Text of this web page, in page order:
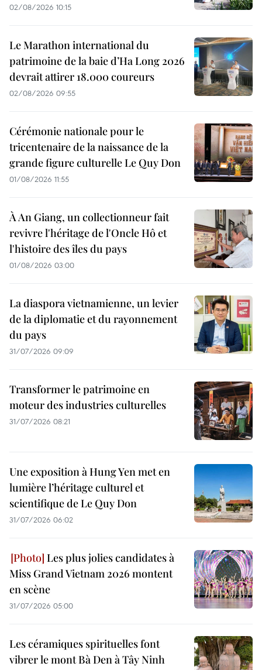
02/08/2026 10:15
Le Marathon international du
patrimoine de la baie d’Ha Long 2026
devrait attirer 18.000 coureurs
02/08/2026 09:55
Cérémonie nationale pour le
tricentenaire de la naissance de la
grande figure culturelle Le Quy Don
01/08/2026 11:55
À An Giang, un collectionneur fait
revivre l'héritage de l'Oncle Hô et
l'histoire des îles du pays
01/08/2026 03:00
La diaspora vietnamienne, un levier
de la diplomatie et du rayonnement
du pays
31/07/2026 09:09
Transformer le patrimoine en
moteur des industries culturelles
31/07/2026 08:21
Une exposition à Hung Yen met en
lumière l’héritage culturel et
scientifique de Le Quy Don
31/07/2026 06:02
Les plus jolies candidates à
Miss Grand Vietnam 2026 montent
en scène
31/07/2026 05:00
Les céramiques spirituelles font
vibrer le mont Bà Den à Tây Ninh